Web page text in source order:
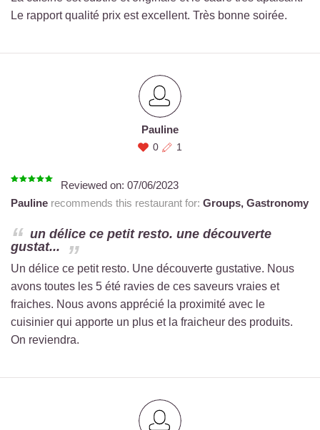
Le rapport qualité prix est excellent. Très bonne soirée.
Pauline
0 1
Reviewed on: 07/06/2023
Pauline recommends this restaurant for: Groups, Gastronomy
un délice ce petit resto. une découverte
gustat...
Un délice ce petit resto. Une découverte gustative. Nous
avons toutes les 5 été ravies de ces saveurs vraies et
fraiches. Nous avons apprécié la proximité avec le
cuisinier qui apporte un plus et la fraicheur des produits.
On reviendra.